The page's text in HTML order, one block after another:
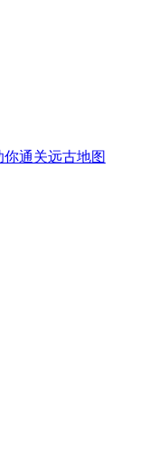
通关远古地图